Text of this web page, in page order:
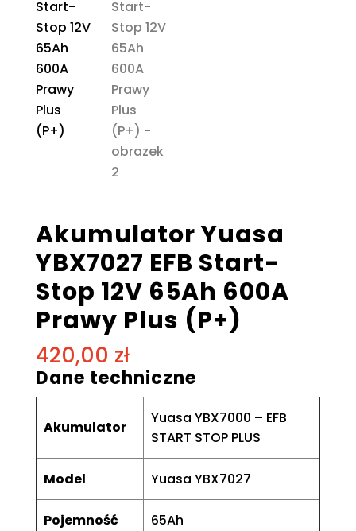
Akumulator Yuasa
YBX7027 EFB Start-
Stop 12V 65Ah 600A
Prawy Plus (P+)
420,00 zł
Dane techniczne
Akumulator
Yuasa YBX7000 – EFB
START STOP PLUS
Model Yuasa YBX7027
Pojemność 65Ah